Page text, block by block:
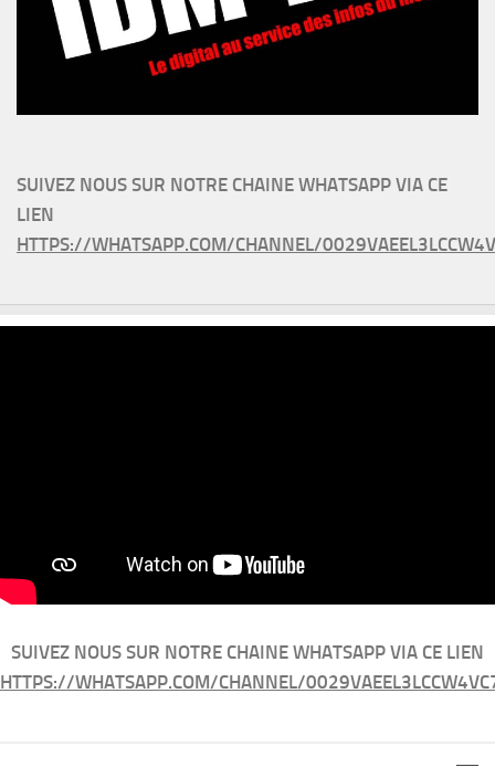
SUIVEZ NOUS SUR NOTRE CHAINE WHATSAPP VIA CE
LIEN
HTTPS://WHATSAPP.COM/CHANNEL/
SUIVEZ NOUS SUR NOTRE CHAINE WHATSAPP VIA CE LIEN
HTTPS://WHATSAPP.COM/CHANNEL/